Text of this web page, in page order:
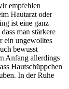
empfehlen
Hautarzt oder
ist eine ganz
man stärkere
ein ungewolltes
bewusst
Anfang allerdings
Hautschüppchen
In der Ruhe